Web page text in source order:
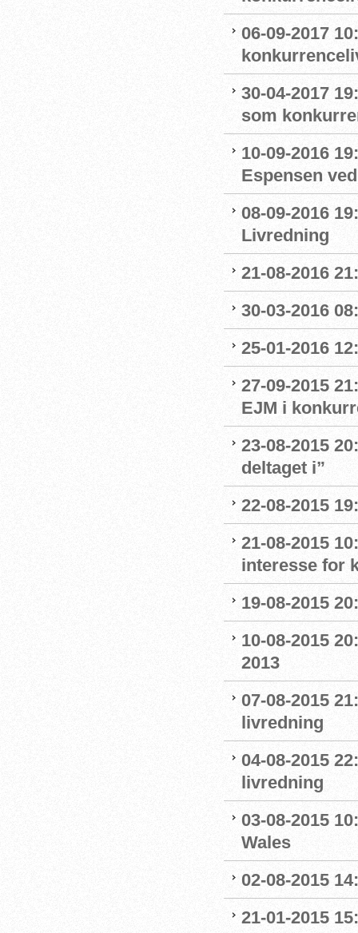
06-09-2017
30-04-2017
som
10-09-2016
Espensen
08-09-2016
Livredning
21-08-2016
30-03-2016
25-01-2016
27-09-2015
EJM i
23-08-2015
deltaget i”
22-08-2015
21-08-2015
interesse for
19-08-2015
10-08-2015
2013
07-08-2015
livredning
04-08-2015
livredning
03-08-2015
Wales
02-08-2015
21-01-2015